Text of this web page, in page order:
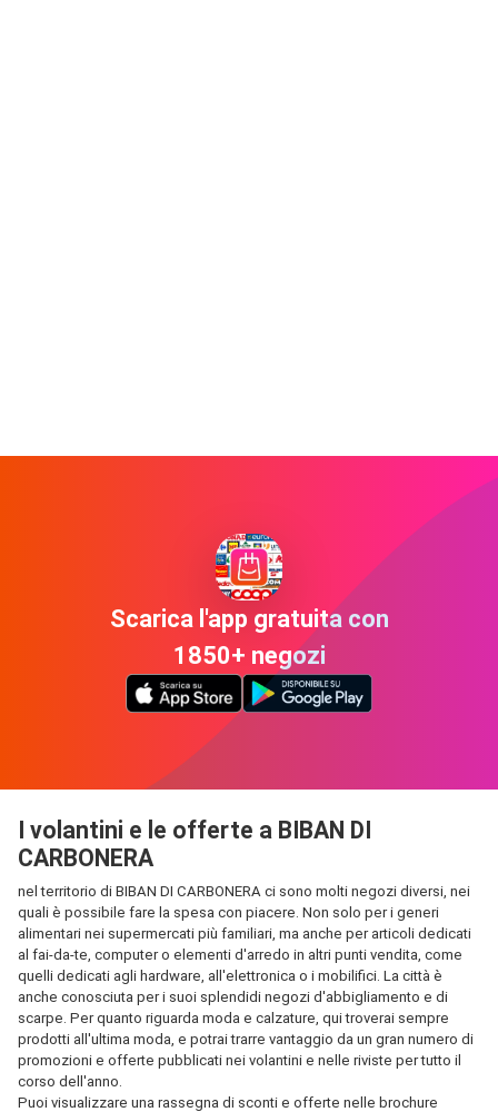
Scarica l'app gratuita con
1850+ negozi
I volantini e le offerte a BIBAN DI
CARBONERA
nel territorio di BIBAN DI CARBONERA ci sono molti negozi diversi, nei
quali è possibile fare la spesa con piacere. Non solo per i generi
alimentari nei supermercati più familiari, ma anche per articoli dedicati
al fai-da-te, computer o elementi d'arredo in altri punti vendita, come
quelli dedicati agli hardware, all'elettronica o i mobilifici. La città è
anche conosciuta per i suoi splendidi negozi d'abbigliamento e di
scarpe. Per quanto riguarda moda e calzature, qui troverai sempre
prodotti all'ultima moda, e potrai trarre vantaggio da un gran numero di
promozioni e offerte pubblicati nei volantini e nelle riviste per tutto il
corso dell'anno.
Puoi visualizzare una rassegna di sconti e offerte nelle brochure